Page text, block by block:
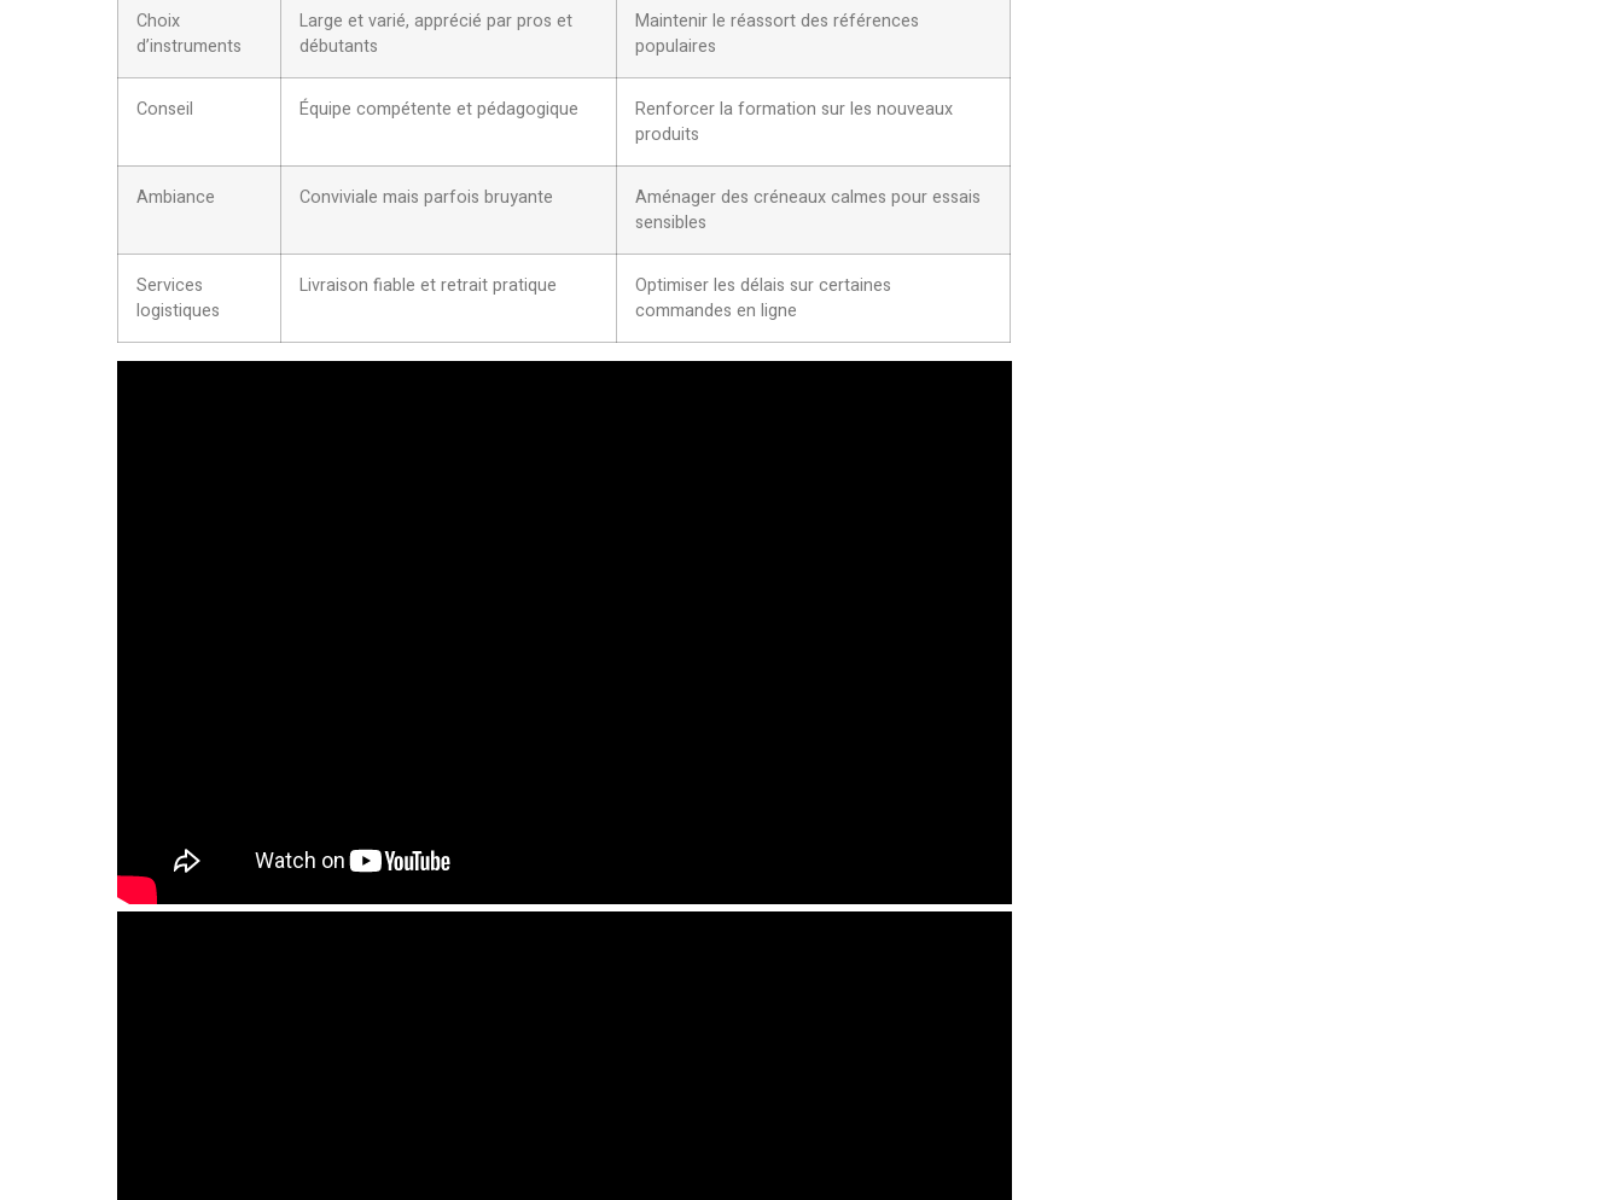
Choix
d’instruments
Large et varié, apprécié par pros et
débutants
Maintenir le réassort des références
populaires
Conseil Équipe compétente et pédagogique
Renforcer la formation sur les nouveaux
produits
Ambiance Conviviale mais parfois bruyante
Aménager des créneaux calmes pour essais
sensibles
Services
logistiques
Livraison fiable et retrait pratique
Optimiser les délais sur certaines
commandes en ligne